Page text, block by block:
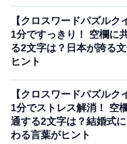
ス解消
まつわ
次ページ
【クロスワードパズルク
1分ですっきり！ 空欄に
る2文字は？日本が誇る
ヒント
【クロスワードパズルク
1分でストレス解消！ 空
通する2文字は？結婚式
わる言葉がヒント